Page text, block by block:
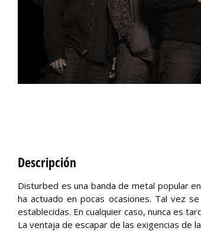
Descripción
Disturbed es una banda de metal popular
ha actuado en pocas ocasiones. Tal vez
establecidas. En cualquier caso, nunca es
La ventaja de escapar de las exigencias de